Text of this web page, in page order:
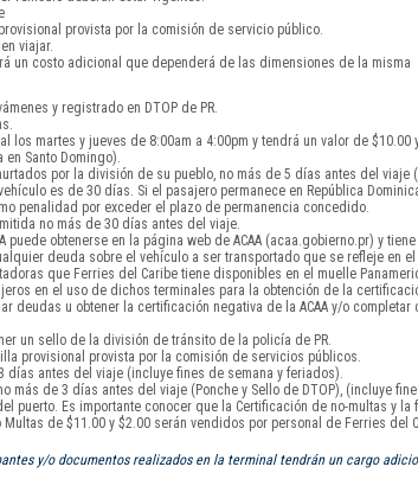
provista por la comisión de servicio público.
viajar.
un costo adicional que dependerá de las dimensiones de la misma
y registrado en DTOP de PR.
los martes y jueves de 8:00am a 4:00pm y tendrá un valor de
Santo Domingo).
por la división de su pueblo, no más de 5 días antes del
es de 30 días. Si el pasajero permanece en República
penalidad por exceder el plazo de permanencia concedido.
no más de 30 días antes del viaje.
puede obtenerse en la página web de ACAA (acaa.gobierno.pr) y
deuda sobre el vehículo a ser transportado que se refleje en
que Ferries del Caribe tiene disponibles en el muelle
en el uso de dichos terminales para la obtención de la
deudas u obtener la certificación negativa de la ACAA y/o
un sello de la división de tránsito de la policía de PR.
provisional provista por la comisión de servicios públicos.
días antes del viaje (incluye fines de semana y feriados).
más de 3 días antes del viaje (Ponche y Sello de DTOP), (incluye
puerto. Es importante conocer que la Certificación de no-multas y
de $11.00 y $2.00 serán vendidos por personal de Ferries del
y/o documentos realizados en la terminal tendrán un cargo